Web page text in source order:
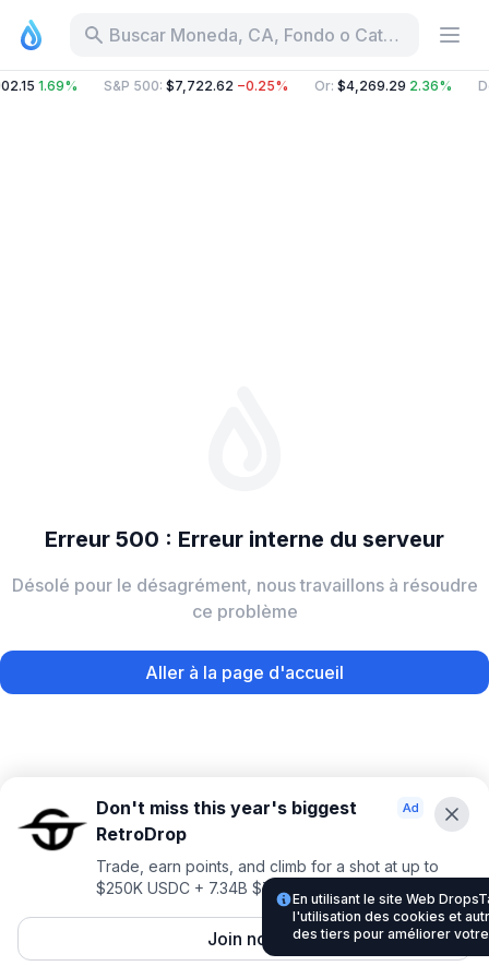
Buscar Moneda, CA, Fondo o Categoría
1.69% S&P 500: $7,722.62 −0.25% Or: $4,269.29 2.36%
Erreur 500 : Erreur interne du serveur
Désolé pour le désagrément, nous travaillons à résoudre
ce problème
Aller à la page d'accueil
Don't miss this year's biggest
RetroDrop
Trade, earn points, and climb for a shot at up to
$250K USDC + 7.34B $TRUE
Join now
En utilisant le site Web
l'utilisation des cookies et
des tiers pour améliorer